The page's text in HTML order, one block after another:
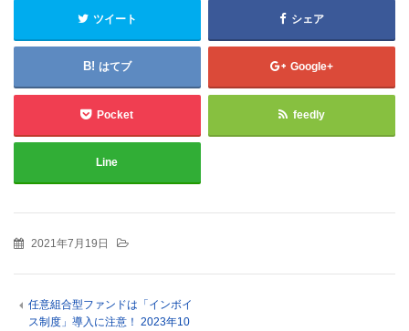
ツイート シェア
はてブ Google+
Pocket feedly
Line
2021年7月19日
任意組合型ファンドは「インボイ
ス制度」導入に注意！ 2023年10